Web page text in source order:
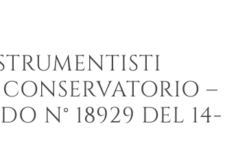
–
N° 18929 DEL 14-